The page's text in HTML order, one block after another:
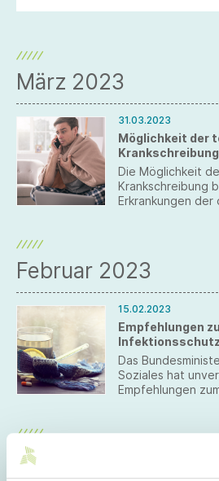
März 2023
31.03.2023
Möglichkeit der
Die Möglichkeit
Krankschreibung
Erkrankungen
Februar 2023
15.02.2023
Empfehlungen
Infektionsschutz
Das
Soziales hat
Empfehlungen
Januar 2023